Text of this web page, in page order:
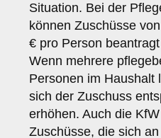
Situation. Bei der
können Zuschüsse
€ pro Person
Wenn mehrere
Personen im Haushalt
sich der Zuschuss
erhöhen. Auch die
Zuschüsse, die sich